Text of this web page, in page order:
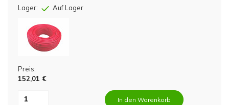
Lager:
Auf Lager
Preis:
152,01 €
In den Warenkorb